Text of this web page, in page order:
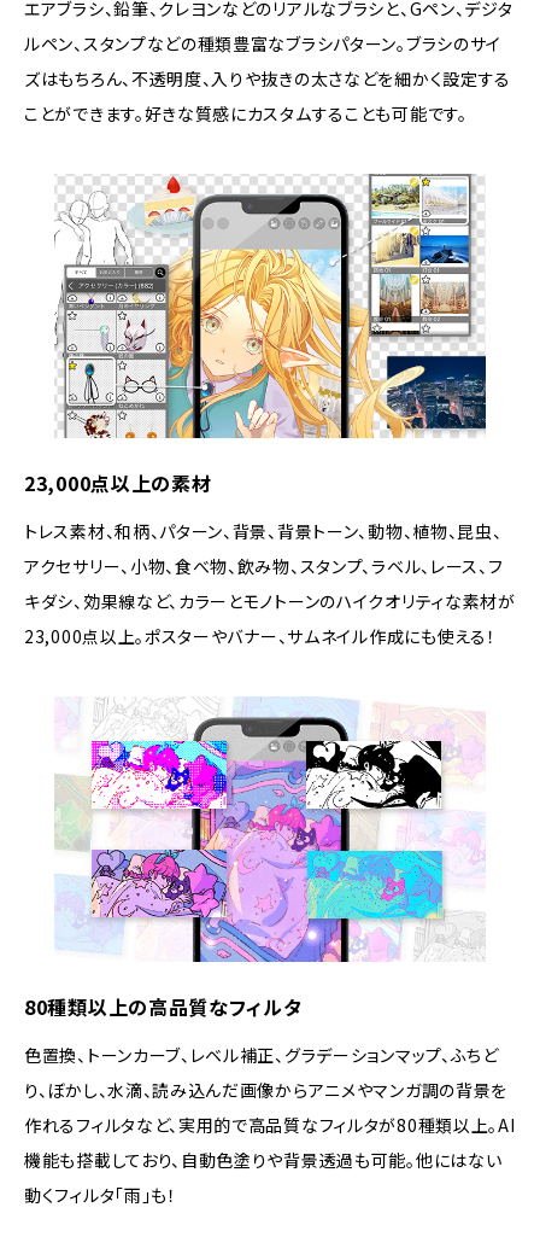
エアブラシ、鉛筆、クレヨンなどのリアルなブラシと、Gペン、デジタ
ルペン、スタンプなどの種類豊富なブラシパターン。ブラシのサイ
ズはもちろん、不透明度、入りや抜きの太さなどを細かく設定する
ことができます。好きな質感にカスタムすることも可能です。
23,000点以上の素材
トレス素材、和柄、パターン、背景、背景トーン、動物、植物、昆虫、
アクセサリー、小物、食べ物、飲み物、スタンプ、ラベル、レース、フ
キダシ、効果線など、カラーとモノトーンのハイクオリティな素材が
23,000点以上。ポスターやバナー、サムネイル作成にも使える！
80種類以上の高品質なフィルタ
色置換、トーンカーブ、レベル補正、グラデーションマップ、ふちど
り、ぼかし、水滴、読み込んだ画像からアニメやマンガ調の背景を
作れるフィルタなど、実用的で高品質なフィルタが80種類以上。AI
機能も搭載しており、自動色塗りや背景透過も可能。他にはない
動くフィルタ「雨」も！